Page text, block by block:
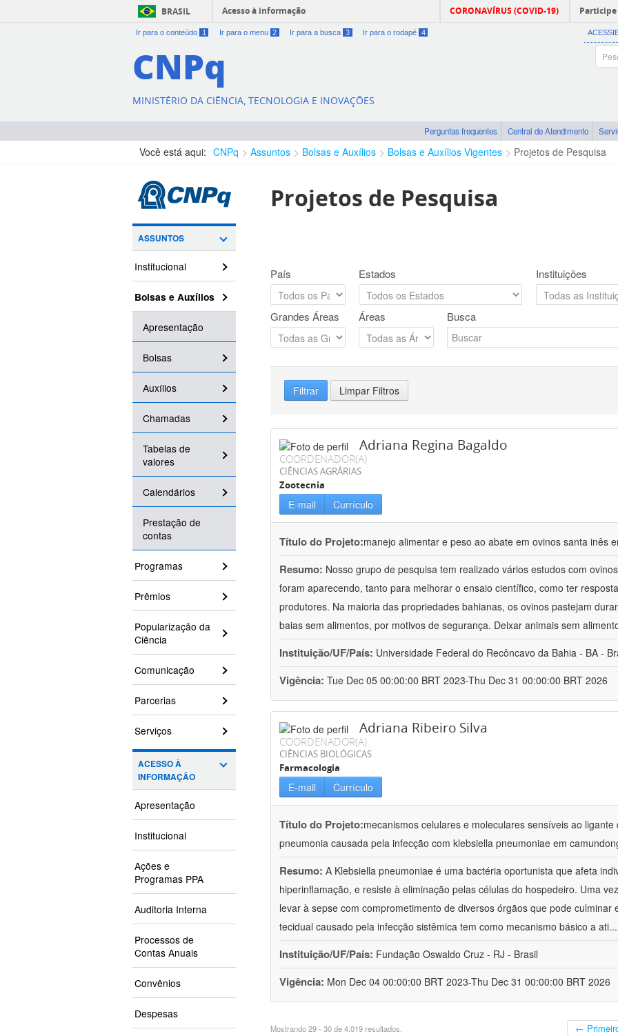
BRASIL Acesso à informação CORONAVÍRUS (COVID-19) Participe
Ir para o conteúdo 1 Ir para o menu 2 Ir para a busca 3 Ir para o rodapé 4
CNPq
MINISTÉRIO DA CIÊNCIA, TECNOLOGIA E INOVAÇÕES
Perguntas frequentes Central de Atendimento
Você está aqui: CNPq Assuntos Bolsas e Auxílios Bolsas e Auxílios Vigentes Projetos de Pesquisa
ASSUNTOS
Institucional
Bolsas e Auxílios
Apresentação
Bolsas
Auxílios
Chamadas
Tabelas de
valores
Calendários
Prestação de
contas
Programas
Prêmios
Popularização da
Ciência
Comunicação
Parcerias
Serviços
ACESSO À
INFORMAÇÃO
Apresentação
Institucional
Ações e
Programas PPA
Auditoria Interna
Processos de
Contas Anuais
Convênios
Despesas
Projetos de Pesquisa
País Estados Instituições
Grandes Áreas Áreas Busca
Filtrar Limpar Filtros
Adriana Regina Bagaldo
COORDENADOR(A)
CIÊNCIAS AGRÁRIAS
Zootecnia
E-mail Currículo
Título do Projeto:manejo alimentar e peso ao abate em ovinos santa inês
Resumo: Nosso grupo de pesquisa tem realizado vários estudos com
foram aparecendo, tanto para melhorar o ensaio científico, como ter
produtores. Na maioria das propriedades bahianas, os ovinos pastejam
baias sem alimentos, por motivos de segurança. Deixar animais sem
Instituição/UF/País: Universidade Federal do Recôncavo da Bahia - BA -
Vigência: Tue Dec 05 00:00:00 BRT 2023-Thu Dec 31 00:00:00 BRT 2026
Adriana Ribeiro Silva
COORDENADOR(A)
CIÊNCIAS BIOLÓGICAS
Farmacologia
E-mail Currículo
Título do Projeto:mecanismos celulares e moleculares sensíveis ao
pneumonia causada pela infecção com klebsiella pneumoniae em
Resumo: A Klebsiella pneumoniae é uma bactéria oportunista que afeta
hiperinflamação, e resiste à eliminação pelas células do hospedeiro. Uma
levar à sepse com comprometimento de diversos órgãos que pode culminar
tecidual causado pela infecção sistêmica tem como mecanismo básico a ati...
Instituição/UF/País: Fundação Oswaldo Cruz - RJ - Brasil
Vigência: Mon Dec 04 00:00:00 BRT 2023-Thu Dec 31 00:00:00 BRT 2026
Mostrando 29 - 30 de 4.019 resultados. ←